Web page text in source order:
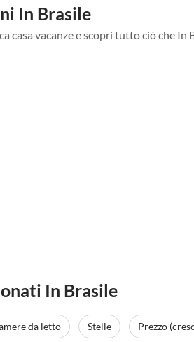
In Brasile
casa vacanze e scopri tutto ciò che In
In Brasile
da letto Stelle Prezzo